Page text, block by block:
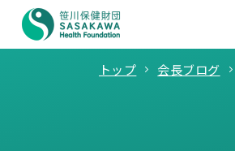
トップ 会長ブログ